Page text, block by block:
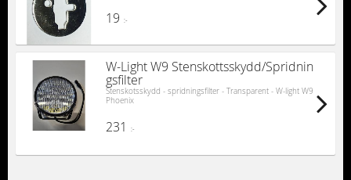
19 :-
W-Light W9 Stenskottsskydd/Spridnin
gsfilter
Stenskotsskydd - spridningsfilter - Transparent - W-light W9
Phoenix
231 :-